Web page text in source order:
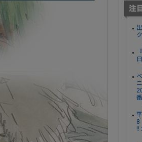
番
8
!!